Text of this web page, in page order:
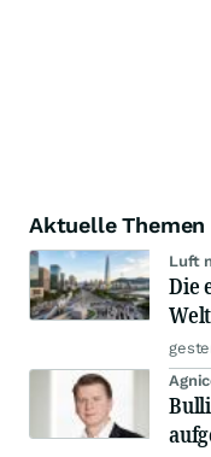
Aktuelle Themen
Luft
Die